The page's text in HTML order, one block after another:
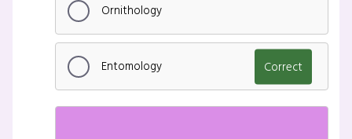
Ornithology
Entomology Correct